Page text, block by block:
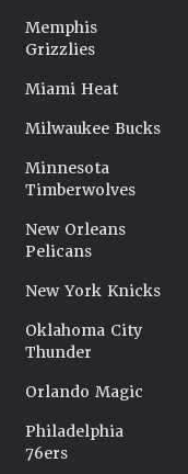
Memphis
Grizzlies
Miami Heat
Milwaukee Bucks
Minnesota
Timberwolves
New Orleans
Pelicans
New York Knicks
Oklahoma City
Thunder
Orlando Magic
Philadelphia
76ers